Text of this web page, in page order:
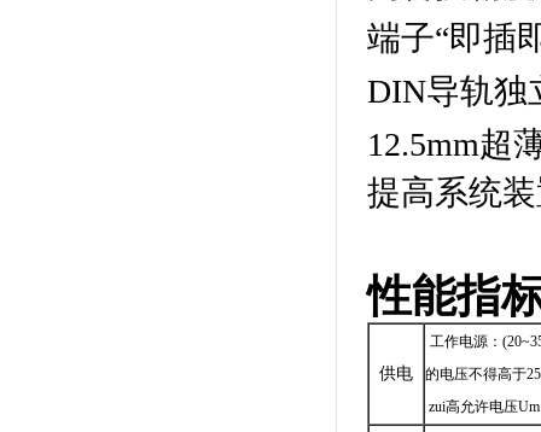
端子“即插
DIN导轨独
12.5mm超
提高系统
性能指
供电
工作电源：
的电压不得高于
zui高允许电压